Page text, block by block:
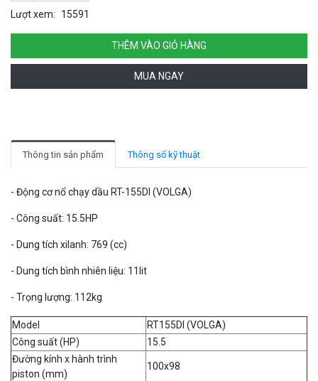
Lượt xem: 15591
THÊM VÀO GIỎ HÀNG
MUA NGAY
Thông tin sản phẩm Thông số kỹ thuật
- Động cơ nổ chạy dầu RT-155DI (VOLGA)
- Công suất: 15.5HP
- Dung tích xilanh: 769 (cc)
- Dung tích bình nhiên liệu: 11lit
- Trọng lượng: 112kg
Model
RT155DI (VOLGA)
Công suất (HP)
15.5
Đường kính x hành trình
piston (mm)
100x98